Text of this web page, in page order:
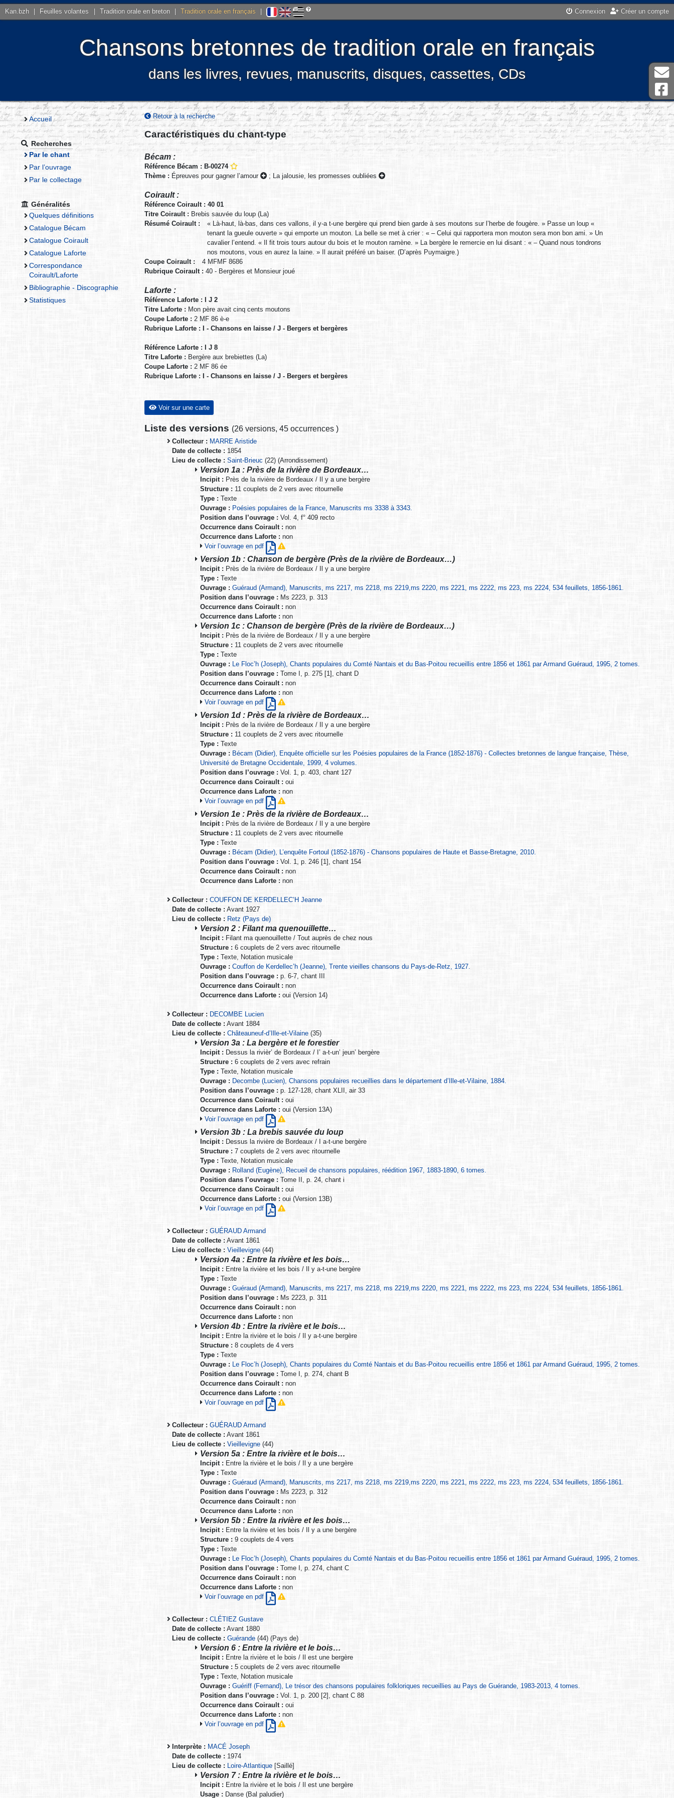
Kan.bzh Feuilles volantes Tradition orale en breton Tradition orale en français Connexion Créer un compte
Chansons bretonnes de tradition orale en français
dans les livres, revues, manuscrits, disques, cassettes, CDs
Accueil
Recherches
Par le chant
Par l’ouvrage
Par le collectage
Généralités
Quelques définitions
Catalogue Bécam
Catalogue Coirault
Catalogue Laforte
Correspondance
Coirault/Laforte
Bibliographie - Discographie
Statistiques
Retour à la recherche
Caractéristiques du chant-type
Bécam :
Référence Bécam : B-00274
Thème : Épreuves pour gagner l’amour ; La jalousie, les promesses oubliées
Coirault :
Référence Coirault : 40 01
Titre Coirault : Brebis sauvée du loup (La)
Résumé Coirault :
« Là-haut, là-bas, dans ces vallons, il y-a t-une bergère qui prend bien garde à ses moutons sur l’herbe de fougère. » Passe un loup «
tenant la gueule ouverte » qui emporte un mouton. La belle se met à crier : « – Celui qui rapportera mon mouton sera mon bon ami. » Un
cavalier l’entend. « Il fit trois tours autour du bois et le mouton ramène. » La bergère le remercie en lui disant : « – Quand nous tondrons
nos moutons, vous en aurez la laine. » Il aurait préféré un baiser. (D’après Puymaigre.)
Coupe Coirault :
4 MFMF 8686
Rubrique Coirault : 40 - Bergères et Monsieur joué
Laforte :
Référence Laforte : I J 2
Titre Laforte : Mon père avait cinq cents moutons
Coupe Laforte : 2 MF 86 è-e
Rubrique Laforte : I - Chansons en laisse / J - Bergers et bergères
Référence Laforte : I J 8
Titre Laforte : Bergère aux brebiettes (La)
Coupe Laforte : 2 MF 86 ée
Rubrique Laforte : I - Chansons en laisse / J - Bergers et bergères
Voir sur une carte
Liste des versions (26 versions, 45 occurrences )
Collecteur : MARRE Aristide
Date de collecte : 1854
Lieu de collecte : Saint-Brieuc (22) (Arrondissement)
Version 1a : Près de la rivière de Bordeaux…
Incipit : Près de la rivière de Bordeaux / Il y a une bergère
Structure :11 couplets de 2 vers avec ritournelle
Type : Texte
Ouvrage : Poésies populaires de la France, Manuscrits ms 3338 à 3343.
Position dans l’ouvrage : Vol. 4, f° 409 recto
Occurrence dans Coirault : non
Occurrence dans Laforte :non
Voir l’ouvrage en pdf
Version 1b : Chanson de bergère (Près de la rivière de Bordeaux…)
Incipit :Près de la rivière de Bordeaux / Il y a une bergère
Type : Texte
Ouvrage : Guéraud (Armand), Manuscrits, ms 2217, ms 2218, ms 2219,ms 2220, ms 2221, ms 2222, ms 223, ms 2224, 534 feuillets, 1856-1861.
Position dans l’ouvrage : Ms 2223, p. 313
Occurrence dans Coirault : non
Occurrence dans Laforte : non
Version 1c : Chanson de bergère (Près de la rivière de Bordeaux…)
Incipit : Près de la rivière de Bordeaux / Il y a une bergère
Structure :11 couplets de 2 vers avec ritournelle
Type :Texte
Ouvrage : Le Floc’h (Joseph), Chants populaires du Comté Nantais et du Bas-Poitou recueillis entre 1856 et 1861 par Armand Guéraud, 1995, 2 tomes.
Position dans l’ouvrage : Tome I, p. 275 [1], chant D
Occurrence dans Coirault : non
Occurrence dans Laforte : non
Voir l’ouvrage en pdf
Version 1d : Près de la rivière de Bordeaux…
Incipit : Près de la rivière de Bordeaux / Il y a une bergère
Structure : 11 couplets de 2 vers avec ritournelle
Type : Texte
Ouvrage : Bécam (Didier), Enquête officielle sur les Poésies populaires de la France (1852-1876) - Collectes bretonnes de langue française, Thèse,
Université de Bretagne Occidentale, 1999, 4 volumes.
Position dans l’ouvrage : Vol. 1, p. 403, chant 127
Occurrence dans Coirault :oui
Occurrence dans Laforte : non
Voir l’ouvrage en pdf
Version 1e : Près de la rivière de Bordeaux…
Incipit : Près de la rivière de Bordeaux / Il y a une bergère
Structure : 11 couplets de 2 vers avec ritournelle
Type : Texte
Ouvrage : Bécam (Didier), L’enquête Fortoul (1852-1876) - Chansons populaires de Haute et Basse-Bretagne, 2010.
Position dans l’ouvrage : Vol. 1, p. 246 [1], chant 154
Occurrence dans Coirault : non
Occurrence dans Laforte : non
Collecteur : COUFFON DE KERDELLEC’H Jeanne
Date de collecte : Avant 1927
Lieu de collecte : Retz (Pays de)
Version 2 : Filant ma quenouillette…
Incipit : Filant ma quenouillette / Tout auprès de chez nous
Structure : 6 couplets de 2 vers avec ritournelle
Type : Texte, Notation musicale
Ouvrage : Couffon de Kerdellec’h (Jeanne), Trente vieilles chansons du Pays-de-Retz, 1927.
Position dans l’ouvrage : p. 6-7, chant III
Occurrence dans Coirault :non
Occurrence dans Laforte : oui (Version 14)
Collecteur : DECOMBE Lucien
Date de collecte : Avant 1884
Lieu de collecte : Châteauneuf-d’Ille-et-Vilaine (35)
Version 3a : La bergère et le forestier
Incipit : Dessus la rivièr’ de Bordeaux / I’ a-t-un’ jeun’ bergère
Structure : 6 couplets de 2 vers avec refrain
Type : Texte, Notation musicale
Ouvrage : Decombe (Lucien), Chansons populaires recueillies dans le département d’Ille-et-Vilaine, 1884.
Position dans l’ouvrage : p. 127-128, chant XLII, air 33
Occurrence dans Coirault : oui
Occurrence dans Laforte : oui (Version 13A)
Voir l’ouvrage en pdf
Version 3b : La brebis sauvée du loup
Incipit :Dessus la rivière de Bordeaux / I a-t-une bergère
Structure : 7 couplets de 2 vers avec ritournelle
Type : Texte, Notation musicale
Ouvrage : Rolland (Eugène), Recueil de chansons populaires, réédition 1967, 1883-1890, 6 tomes.
Position dans l’ouvrage : Tome II, p. 24, chant i
Occurrence dans Coirault :oui
Occurrence dans Laforte : oui (Version 13B)
Voir l’ouvrage en pdf
Collecteur : GUÉRAUD Armand
Date de collecte : Avant 1861
Lieu de collecte : Vieillevigne (44)
Version 4a : Entre la rivière et les bois…
Incipit :Entre la rivière et les bois / Il y a-t-une bergère
Type : Texte
Ouvrage : Guéraud (Armand), Manuscrits, ms 2217, ms 2218, ms 2219,ms 2220, ms 2221, ms 2222, ms 223, ms 2224, 534 feuillets, 1856-1861.
Position dans l’ouvrage : Ms 2223, p. 311
Occurrence dans Coirault : non
Occurrence dans Laforte : non
Version 4b : Entre la rivière et le bois…
Incipit : Entre la rivière et le bois / Il y a-t-une bergère
Structure : 8 couplets de 4 vers
Type : Texte
Ouvrage : Le Floc’h (Joseph), Chants populaires du Comté Nantais et du Bas-Poitou recueillis entre 1856 et 1861 par Armand Guéraud, 1995, 2 tomes.
Position dans l’ouvrage : Tome I, p. 274, chant B
Occurrence dans Coirault :non
Occurrence dans Laforte : non
Voir l’ouvrage en pdf
Collecteur : GUÉRAUD Armand
Date de collecte : Avant 1861
Lieu de collecte : Vieillevigne (44)
Version 5a : Entre la rivière et le bois…
Incipit : Entre la rivière et le bois / Il y a une bergère
Type : Texte
Ouvrage : Guéraud (Armand), Manuscrits, ms 2217, ms 2218, ms 2219,ms 2220, ms 2221, ms 2222, ms 223, ms 2224, 534 feuillets, 1856-1861.
Position dans l’ouvrage : Ms 2223, p. 312
Occurrence dans Coirault : non
Occurrence dans Laforte : non
Version 5b : Entre la rivière et les bois…
Incipit : Entre la rivière et les bois / Il y a une bergère
Structure : 9 couplets de 4 vers
Type :Texte
Ouvrage : Le Floc’h (Joseph), Chants populaires du Comté Nantais et du Bas-Poitou recueillis entre 1856 et 1861 par Armand Guéraud, 1995, 2 tomes.
Position dans l’ouvrage : Tome I, p. 274, chant C
Occurrence dans Coirault : non
Occurrence dans Laforte : non
Voir l’ouvrage en pdf
Collecteur : CLÉTIEZ Gustave
Date de collecte : Avant 1880
Lieu de collecte : Guérande (44) (Pays de)
Version 6 : Entre la rivière et le bois…
Incipit : Entre la rivière et le bois / Il est une bergère
Structure :5 couplets de 2 vers avec ritournelle
Type : Texte, Notation musicale
Ouvrage : Guériff (Fernand), Le trésor des chansons populaires folkloriques recueillies au Pays de Guérande, 1983-2013, 4 tomes.
Position dans l’ouvrage : Vol. 1, p. 200 [2], chant C 88
Occurrence dans Coirault : oui
Occurrence dans Laforte : non
Voir l’ouvrage en pdf
Interprète : MACÉ Joseph
Date de collecte : 1974
Lieu de collecte : Loire-Atlantique [Saillé]
Version 7 : Entre la rivière et le bois…
Incipit : Entre la rivière et le bois / Il est une bergère
Usage : Danse (Bal paludier)